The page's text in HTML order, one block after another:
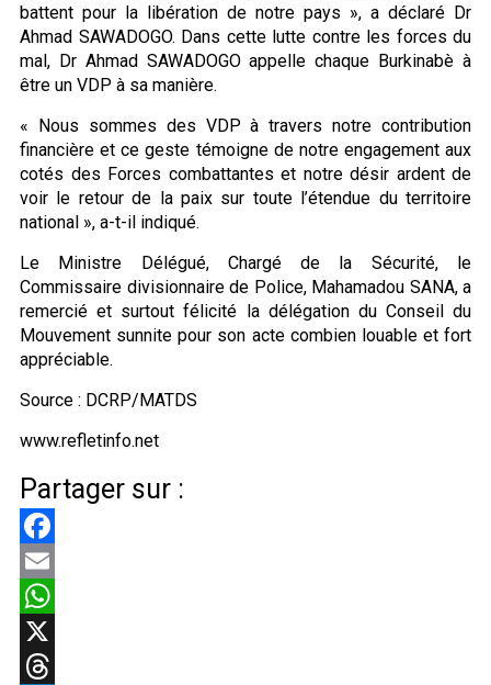
battent pour la libération de notre pays », a déclaré Dr
Ahmad SAWADOGO. Dans cette lutte contre les forces du
mal, Dr Ahmad SAWADOGO appelle chaque Burkinabè à
être un VDP à sa manière.
« Nous sommes des VDP à travers notre contribution
financière et ce geste témoigne de notre engagement aux
cotés des Forces combattantes et notre désir ardent de
voir le retour de la paix sur toute l’étendue du territoire
national », a-t-il indiqué.
Le Ministre Délégué, Chargé de la Sécurité, le
Commissaire divisionnaire de Police, Mahamadou SANA, a
remercié et surtout félicité la délégation du Conseil du
Mouvement sunnite pour son acte combien louable et fort
appréciable.
Source : DCRP/MATDS
www.refletinfo.net
Partager sur :
Facebook
Email
WhatsApp
X